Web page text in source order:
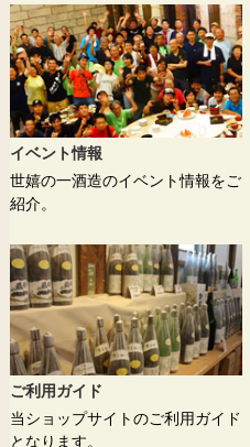
イベント情報
世嬉の一酒造のイベント情報をご
紹介。
ご利用ガイド
当ショップサイトのご利用ガイド
となります。